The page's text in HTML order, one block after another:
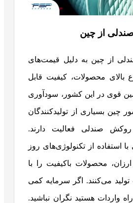
از چین
از چین به دلیل قیمت‌های
بالای محصولات، کیفیت قابل
قوی در این کشور، سودآوری
چین بسیاری از تولیدکنندگان
روکش صندلی فعالیت دارند.
با استفاده از تکنولوژی‌های روز
محصولات باکیفیت را با
می‌کنند. اگر سرمایه کمی
واردات هستید نگران نباشید.